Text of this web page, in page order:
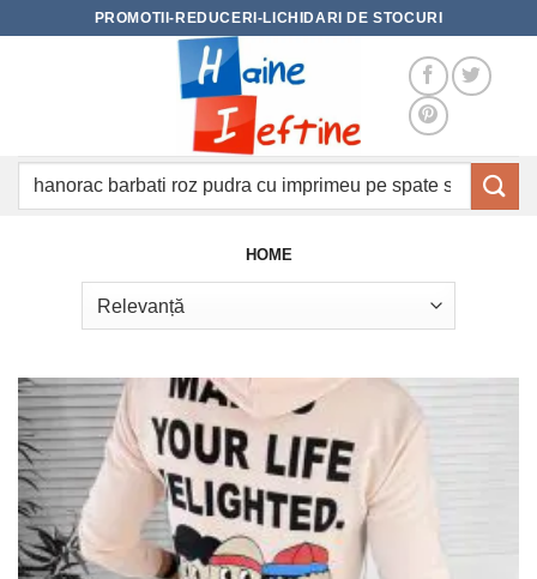
PROMOTII-REDUCERI-LICHIDARI DE STOCURI
Caută
HOME